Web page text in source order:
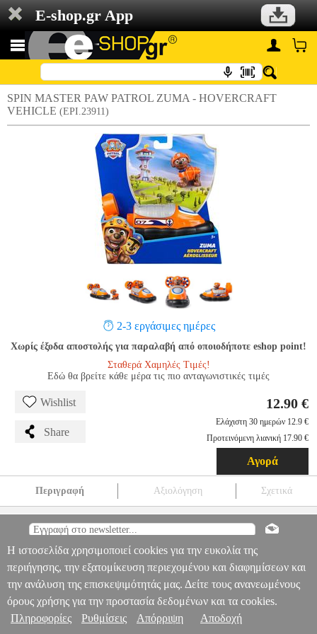
E-shop.gr App
SPIN MASTER PAW PATROL ZUMA - HOVERCRAFT
VEHICLE (EPI.23911)
2-3 εργάσιμες ημέρες
Χωρίς έξοδα αποστολής για παραλαβή από οποιοδήποτε eshop point!
Σταθερά Χαμηλές Τιμές!
Εδώ θα βρείτε κάθε μέρα τις πιο ανταγωνιστικές τιμές
Wishlist
Share
12.90 €
Ελάχιστη 30 ημερών 12.9 €
Προτεινόμενη λιανική 17.90 €
Αγορά
Περιγραφή Αξιολόγηση Σχετικά
VEHICLE EPI.23911 EPI.23911 SPIN MASTER SPIN MASTER
ΗΡΩΕΣ
SPIN MASTER PAW PATROL ZUMA - HOVERCRAFT
VEHICLE
12.90
Πληροφορίες & Υπηρεσίες >
Η ιστοσελίδα χρησιμοποιεί cookies για την ευκολία της
περιήγησης, την εξατομίκευση περιεχομένου και διαφημίσεων και
την ανάλυση της επισκεψιμότητάς μας. Δείτε τους ανανεωμένους
όρους χρήσης για την προστασία δεδομένων και τα cookies.
Πληροφορίες
Ρυθμίσεις Απόρριψη Αποδοχή